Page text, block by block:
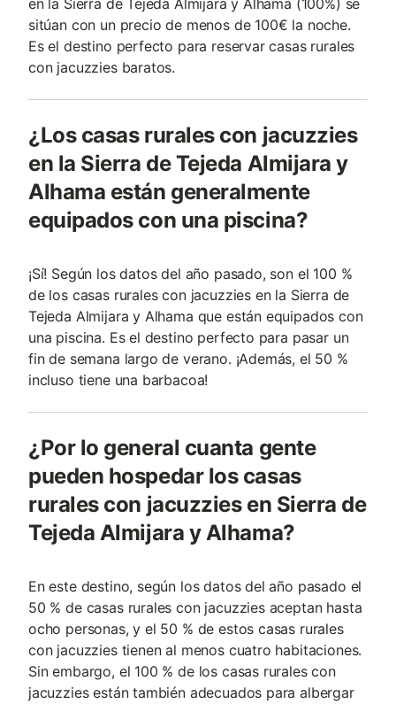
en la Sierra de Tejeda Almijara y Alhama (100%) se
sitúan con un precio de menos de 100€ la noche.
Es el destino perfecto para reservar casas rurales
con jacuzzies baratos.
¿Los casas rurales con jacuzzies
en la Sierra de Tejeda Almijara y
Alhama están generalmente
equipados con una piscina?
¡Sí! Según los datos del año pasado, son el 100 %
de los casas rurales con jacuzzies en la Sierra de
Tejeda Almijara y Alhama que están equipados con
una piscina. Es el destino perfecto para pasar un
fin de semana largo de verano. ¡Además, el 50 %
incluso tiene una barbacoa!
¿Por lo general cuanta gente
pueden hospedar los casas
rurales con jacuzzies en Sierra de
Tejeda Almijara y Alhama?
En este destino, según los datos del año pasado el
50 % de casas rurales con jacuzzies aceptan hasta
ocho personas, y el 50 % de estos casas rurales
con jacuzzies tienen al menos cuatro habitaciones.
Sin embargo, el 100 % de los casas rurales con
jacuzzies están también adecuados para albergar